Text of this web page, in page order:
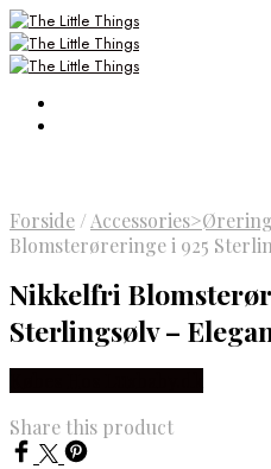
Forside /
Blomsterøreringe i 925
Nikkelfri
Sterlingsølv –
Share this product